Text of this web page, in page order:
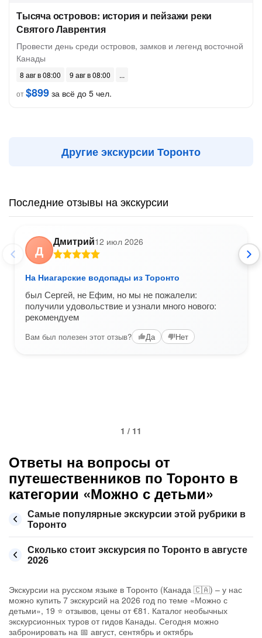
Тысяча островов: история и пейзажи реки
Святого Лаврентия
Провести день среди островов, замков и легенд восточной
Канады
8 авг в 08:00
9 авг в 08:00
от$899 за всё до 5 чел.
Другие экскурсии Торонто
Последние отзывы на экскурсии
Д
Дмитрий12 июл 2026
На Ниагарские водопады из Торонто
был Сергей, не Ефим, но мы не пожалели:
получили удовольствие и узнали много нового:
рекомендуем
Вам был полезен этот отзыв? Да Нет
1 / 11
Ответы на вопросы от
путешественников по Торонто в
категории «Можно с детьми»
Самые популярные экскурсии этой рубрики в
Торонто
Сколько стоит экскурсия по Торонто в августе
2026
Экскурсии на русском языке в Торонто (Канада 🇨🇦) – у нас
можно купить 7 экскурсий на 2026 год по теме «Можно с
детьми», 19 ⭐ отзывов, цены от €81. Каталог необычных
экскурсионных туров от гидов Канады. Сегодня можно
забронировать на 📅 август, сентябрь и октябрь